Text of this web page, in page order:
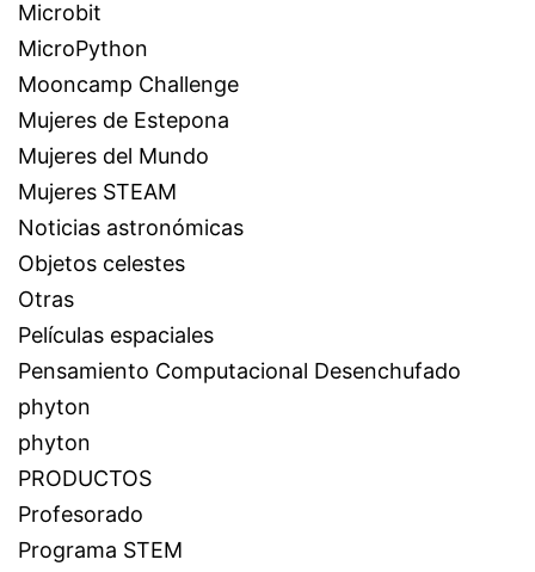
Microbit
MicroPython
Mooncamp Challenge
Mujeres de Estepona
Mujeres del Mundo
Mujeres STEAM
Noticias astronómicas
Objetos celestes
Otras
Películas espaciales
Pensamiento Computacional Desenchufado
phyton
phyton
PRODUCTOS
Profesorado
Programa STEM